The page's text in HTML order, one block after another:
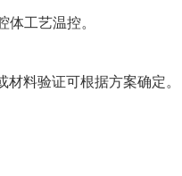
工艺温控。
料验证可根据方案确定。